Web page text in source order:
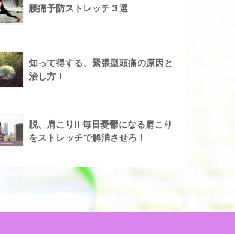
腰痛予防ストレッチ３選
知って得する、緊張型頭痛の原因と
治し方！
脱、肩こり!! 毎日憂鬱になる肩こり
をストレッチで解消させろ！